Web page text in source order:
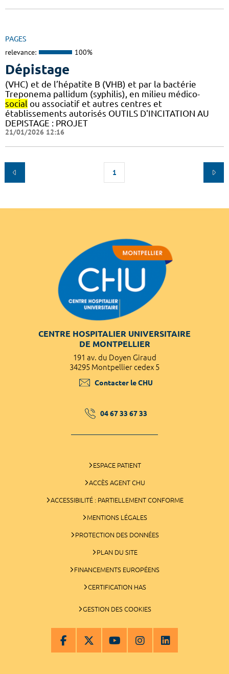
PAGES
relevance: 100%
Dépistage
(VHC) et de l’hépatite B (VHB) et par la bactérie
Treponema pallidum (syphilis), en milieu médico-
social ou associatif et autres centres et
établissements autorisés OUTILS D'INCITATION AU
DEPISTAGE : PROJET
21/01/2026 12:16
1
CENTRE HOSPITALIER UNIVERSITAIRE
DE MONTPELLIER
191 av. du Doyen Giraud
34295 Montpellier cedex 5
Contacter le CHU
04 67 33 67 33
ESPACE PATIENT
ACCÈS AGENT CHU
ACCESSIBILITÉ : PARTIELLEMENT CONFORME
MENTIONS LÉGALES
PROTECTION DES DONNÉES
PLAN DU SITE
FINANCEMENTS EUROPÉENS
CERTIFICATION HAS
GESTION DES COOKIES